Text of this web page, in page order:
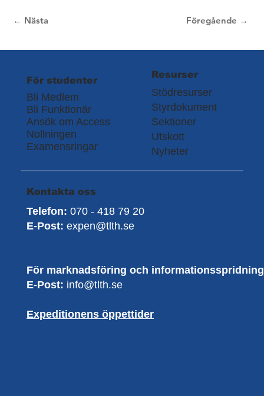
← Nästa Föregående →
Bli Medlem
Bli Funktionär
Ansök om Access
Nollningen
Examensringar
För studenter
Stödresurser
Styrdokument
Sektioner
Utskott
Nyheter
Resurser
Telefon: 070 - 418 79 20
E-Post: expen@tlth.se
För marknadsföring och informationsspridning
E-Post: info@tlth.se
Expeditionens öppettider
Kontakta oss